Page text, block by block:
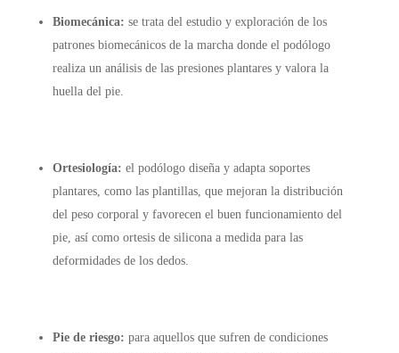
Biomecánica: se trata del estudio y exploración de los
patrones biomecánicos de la marcha donde el podólogo
realiza un análisis de las presiones plantares y valora la
huella del pie.
Ortesiología: el podólogo diseña y adapta soportes
plantares, como las plantillas, que mejoran la distribución
del peso corporal y favorecen el buen funcionamiento del
pie, así como ortesis de silicona a medida para las
deformidades de los dedos.
Pie de riesgo: para aquellos que sufren de condiciones